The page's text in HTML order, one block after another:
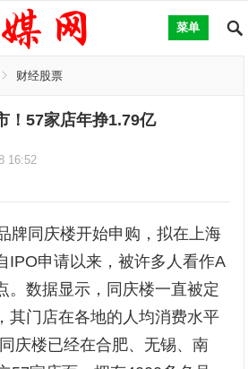
菜单
财经股票
！57家店年挣1.79亿
16:52
牌同庆楼开始申购，拟在上海
IPO申请以来，被许多人看作A
。数据显示，同庆楼一直被定
其门店在各地的人均消费水平
庆楼已经在合肥、无锡、南